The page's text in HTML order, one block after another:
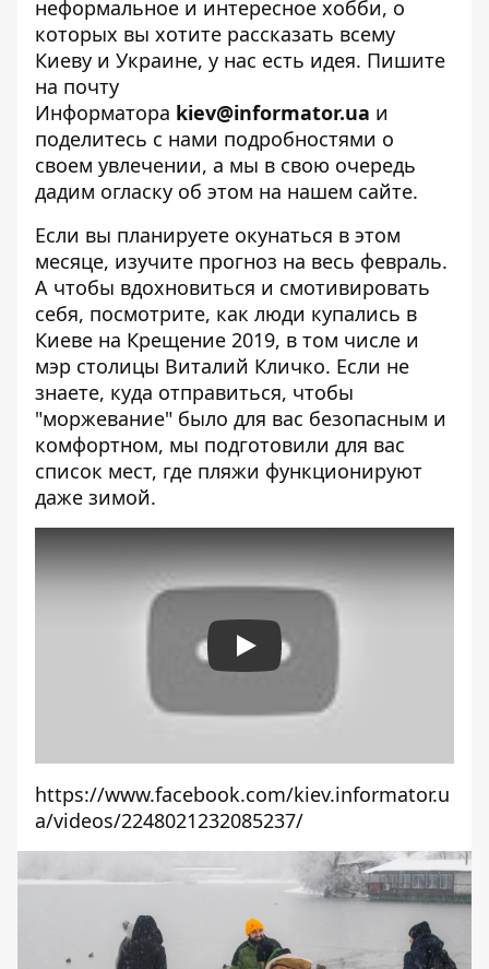
неформальное и интересное хобби, о
которых вы хотите рассказать всему
Киеву и Украине, у нас есть идея. Пишите
на почту
Информатора kiev@informator.ua и
поделитесь с нами подробностями о
своем увлечении, а мы в свою очередь
дадим огласку об этом на нашем сайте.
Если вы планируете окунаться в этом
месяце, изучите прогноз на весь февраль.
А чтобы вдохновиться и смотивировать
себя, посмотрите, как люди купались в
Киеве на Крещение 2019, в том числе и
мэр столицы Виталий Кличко. Если не
знаете, куда отправиться, чтобы
"моржевание" было для вас безопасным и
комфортном, мы подготовили для вас
список мест, где пляжи функционируют
даже зимой.
Play
https://www.facebook.com/kiev.informator.u
a/videos/2248021232085237/